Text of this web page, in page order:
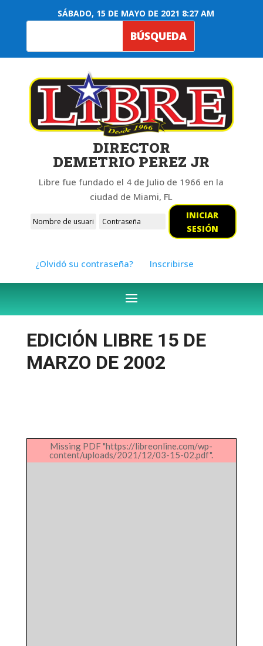
SÁBADO, 15 DE MAYO DE 2021 8:27 AM
DIRECTOR
DEMETRIO PEREZ JR
Libre fue fundado el 4 de Julio de 1966 en la
ciudad de Miami, FL
INICIAR
SESIÓN
¿Olvidó su contraseña? Inscribirse
EDICIÓN LIBRE 15 DE
MARZO DE 2002
Missing PDF "https://libreonline.com/wp-
content/uploads/2021/12/03-15-02.pdf".